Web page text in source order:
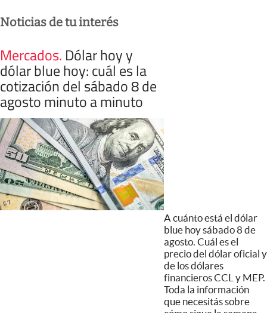
Noticias de tu interés
Mercados. Dólar hoy y
dólar blue hoy: cuál es la
cotización del sábado 8 de
agosto minuto a minuto
A cuánto está el dólar
blue hoy sábado 8 de
agosto. Cuál es el
precio del dólar oficial y
de los dólares
financieros CCL y MEP.
Toda la información
que necesitás sobre